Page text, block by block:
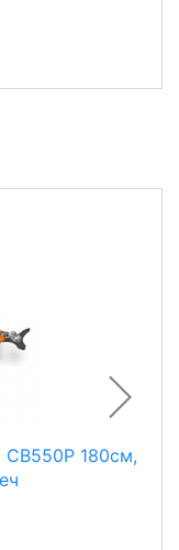
180см,